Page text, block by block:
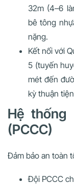
32m (4–6
bê tông
nặng.
Kết nối với
5 (tuyến
mét đến
kỳ thuận
Hệ thống
(PCCC)
Đảm bảo an toàn
Đội PCCC